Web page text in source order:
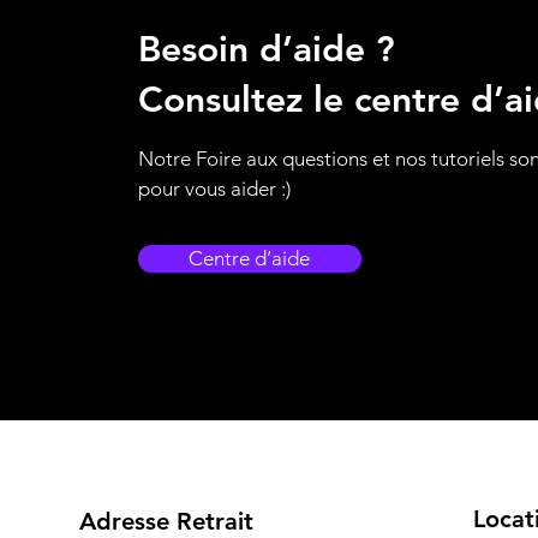
Besoin d’aide ?
Consultez le centre
Notre Foire aux questions et nos tutoriels
pour vous aider :)
Centre d’aide
Adresse Retrait